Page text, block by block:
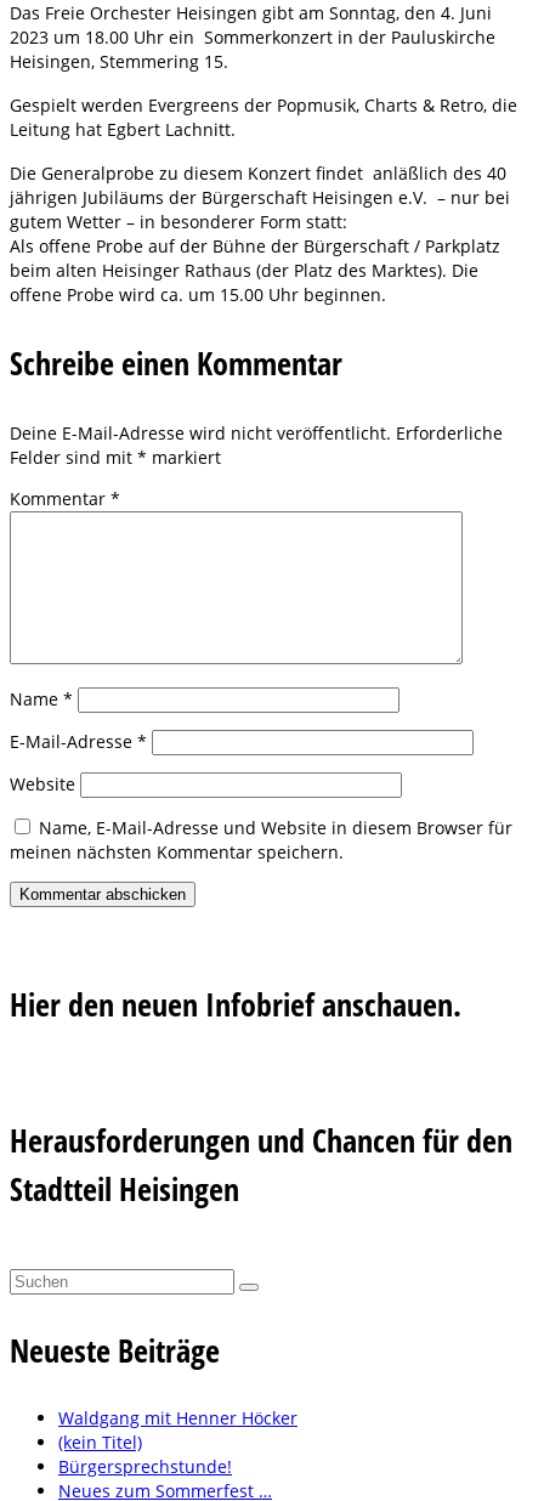
Das Freie Orchester Heisingen gibt am Sonntag, den 4. Juni
2023 um 18.00 Uhr ein Sommerkonzert in der Pauluskirche
Heisingen, Stemmering 15.
Gespielt werden Evergreens der Popmusik, Charts & Retro, die
Leitung hat Egbert Lachnitt.
Die Generalprobe zu diesem Konzert findet anläßlich des 40
jährigen Jubiläums der Bürgerschaft Heisingen e.V. – nur bei
gutem Wetter – in besonderer Form statt:
Als offene Probe auf der Bühne der Bürgerschaft / Parkplatz
beim alten Heisinger Rathaus (der Platz des Marktes). Die
offene Probe wird ca. um 15.00 Uhr beginnen.
Schreibe einen Kommentar
Deine E-Mail-Adresse wird nicht veröffentlicht. Erforderliche
Felder sind mit * markiert
Kommentar *
Name *
E-Mail-Adresse *
Website
Name, E-Mail-Adresse und Website in diesem Browser für
meinen nächsten Kommentar speichern.
Hier den neuen Infobrief anschauen.
Herausforderungen und Chancen für den
Stadtteil Heisingen
Suchen
Neueste Beiträge
Waldgang mit Henner Höcker
(kein Titel)
Bürgersprechstunde!
Neues zum Sommerfest …